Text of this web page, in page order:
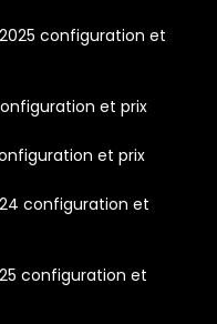
configuration et
et prix
et prix
configuration et
configuration et